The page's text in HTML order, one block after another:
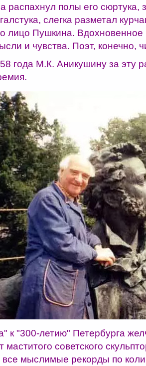
распахнул полы его
слегка разметал
лицо Пушкина. Вдохновенное
и чувства. Поэт, конечно,
года М.К. Аникушину за эту
к "300-летию" Петербурга
маститого советского
все мыслимые рекорды по